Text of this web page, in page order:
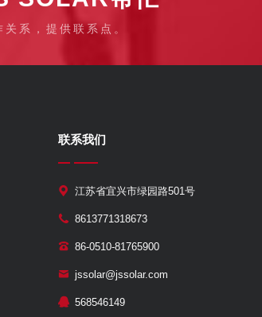
系，提供联系点。
联系我们
江苏省宜兴市绿园路501号
8613771318673
86-0510-81765900
jssolar@jssolar.com
568546149